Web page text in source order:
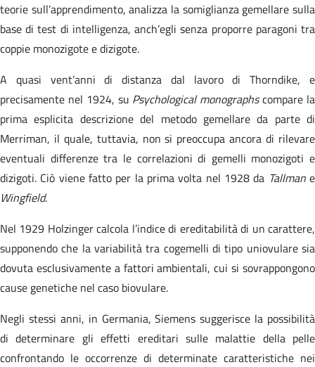
teorie sull’apprendimento, analizza la somiglianza gemellare sulla
base di test di intelligenza, anch’egli senza proporre paragoni tra
coppie monozigote e dizigote.
A quasi vent’anni di distanza dal lavoro di Thorndike, e
precisamente nel 1924, su Psychological monographscompare la
prima esplicita descrizione del metodo gemellare da parte di
Merriman, il quale, tuttavia, non si preoccupa ancora di rilevare
eventuali differenze tra le correlazioni di gemelli monozigoti e
dizigoti. Ciò viene fatto per la prima volta nel 1928 da Tallmane
Wingfield.
Nel 1929 Holzinger calcola l’indice di ereditabilità di un carattere,
supponendo che la variabilità tra cogemelli di tipo uniovulare sia
dovuta esclusivamente a fattori ambientali, cui si sovrappongono
cause genetiche nel caso biovulare.
Negli stessi anni, in Germania, Siemens suggerisce la possibilità
di determinare gli effetti ereditari sulle malattie della pelle
confrontando le occorrenze di determinate caratteristiche nei